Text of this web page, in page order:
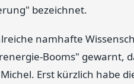
bezeichnet.
namhafte
Booms" gewarnt,
Erst kürzlich habe